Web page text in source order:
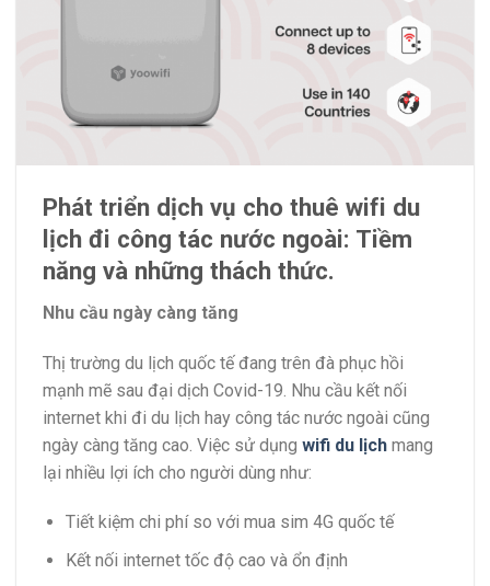
Phát triển dịch vụ cho thuê wifi du
lịch đi công tác nước ngoài: Tiềm
năng và những thách thức.
Nhu cầu ngày càng tăng
Thị trường du lịch quốc tế đang trên đà phục hồi
mạnh mẽ sau đại dịch Covid-19. Nhu cầu kết nối
internet khi đi du lịch hay công tác nước ngoài cũng
ngày càng tăng cao. Việc sử dụng wifi du lịch mang
lại nhiều lợi ích cho người dùng như:
Tiết kiệm chi phí so với mua sim 4G quốc tế
Kết nối internet tốc độ cao và ổn định